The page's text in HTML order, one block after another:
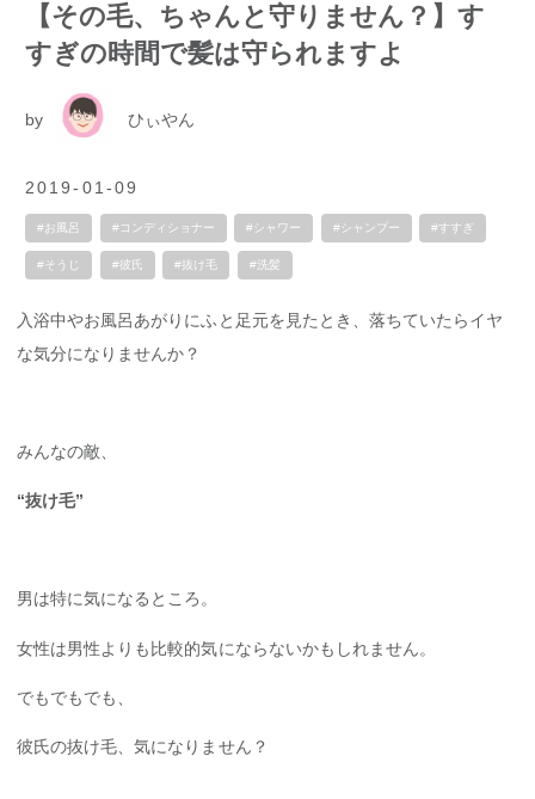
【その毛、ちゃんと守りません？】す
すぎの時間で髪は守られますよ
by ひぃやん
2019-01-09
#お風呂 #コンディショナー #シャワー #シャンプー #すすぎ
#そうじ #彼氏 #抜け毛 #洗髪
入浴中やお風呂あがりにふと足元を見たとき、落ちていたらイヤ
な気分になりませんか？
みんなの敵、
“抜け毛”
男は特に気になるところ。
女性は男性よりも比較的気にならないかもしれません。
でもでもでも、
彼氏の抜け毛、気になりません？